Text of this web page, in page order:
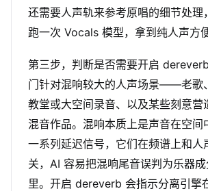
还需要人声轨来参考原唱的细节处理
跑一次 Vocals 模型，拿到纯人声方
第三步，判断是否需要开启
门针对混响较大的人声场景——老歌
教堂或大空间录音、以及某些刻意营
混音作品。混响本质上是声音在空间
一系列延迟信号，它们在频谱上和人
关，AI 容易把混响尾音误判为乐器
里。开启 dereverb 会指示分离引擎